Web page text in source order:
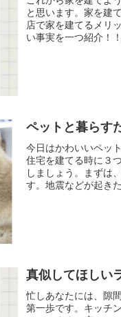
と思います。家を建
店で家を建てるメリ
い事実を一つ紹介！
ペットと暮らす
今日はかわいいペッ
住宅を建てる時に３
しましょう。まずは
す。地震などが起き
真似してほしい
忙しあなたには、隙
第一歩です。キッチ